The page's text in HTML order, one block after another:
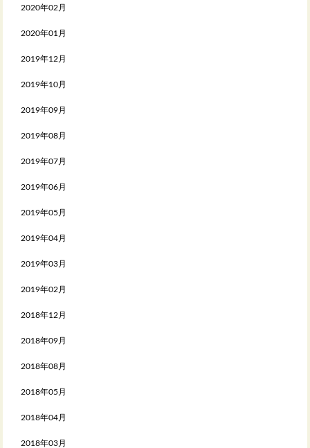
2020年02月
2020年01月
2019年12月
2019年10月
2019年09月
2019年08月
2019年07月
2019年06月
2019年05月
2019年04月
2019年03月
2019年02月
2018年12月
2018年09月
2018年08月
2018年05月
2018年04月
2018年03月